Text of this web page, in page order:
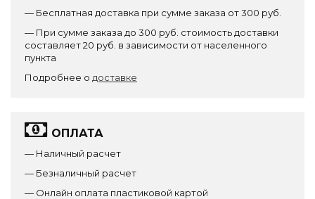
— Бесплатная доставка при сумме заказа от 300 руб.
— При сумме заказа до 300 руб. стоимость доставки
составляет 20 руб. в зависимости от населенного
пункта
Подробнее о доставке
ОПЛАТА
— Наличный расчет
— Безналичный расчет
— Онлайн оплата пластиковой картой